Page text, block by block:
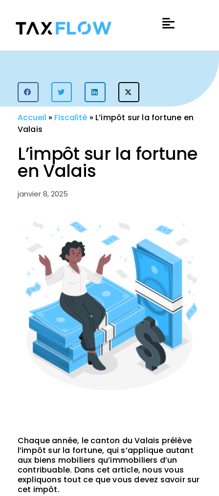
Accueil » Fiscalité » L’impôt sur la fortune en
Valais
L’impôt sur la fortune
en Valais
janvier 8, 2025
Chaque année, le canton du Valais prélève
l’impôt sur la fortune, qui s’applique autant
aux biens mobiliers qu’immobiliers d’un
contribuable. Dans cet article, nous vous
expliquons tout ce que vous devez savoir sur
cet impôt.